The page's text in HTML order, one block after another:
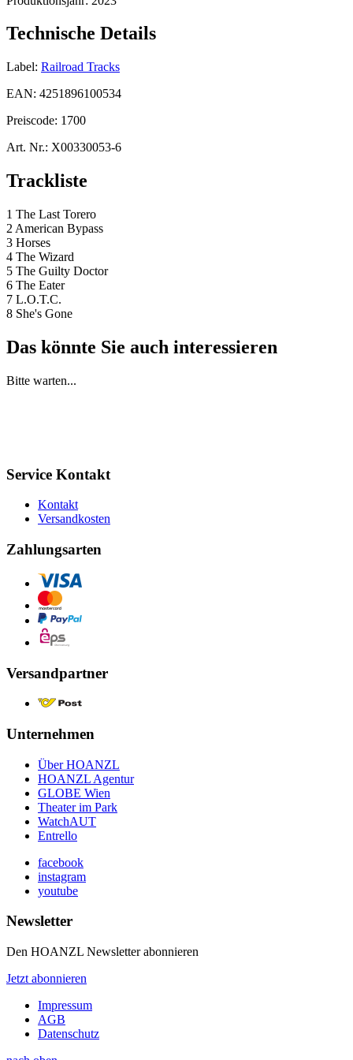
Technische Details
Label: Railroad Tracks
EAN: 4251896100534
Preiscode: 1700
Art. Nr.: X00330053-6
Trackliste
1 The Last Torero
2 American Bypass
3 Horses
4 The Wizard
5 The Guilty Doctor
6 The Eater
7 L.O.T.C.
8 She's Gone
Das könnte Sie auch interessieren
Bitte warten...
Service Kontakt
Kontakt
Versandkosten
Zahlungsarten
Versandpartner
Unternehmen
Über HOANZL
HOANZL Agentur
GLOBE Wien
Theater im Park
WatchAUT
Entrello
facebook
instagram
youtube
Newsletter
Den HOANZL Newsletter abonnieren
Jetzt abonnieren
Impressum
AGB
Datenschutz